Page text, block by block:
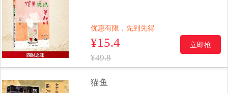
优惠有限，先到先得
¥15.4
¥49.8
立即抢
猫鱼